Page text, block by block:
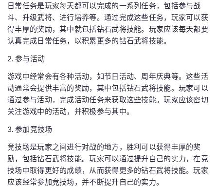
日常任务是玩家每天都可以完成的一系列任务，包括参与战
斗、升级武将、进行培养等。通过完成这些任务，玩家可以获
得丰厚的奖励，其中就包括钻石武将技能。玩家应该每天都要
认真完成日常任务，以积累更多的钻石武将技能。
2. 参与活动
游戏中经常会有各种活动，如节日活动、周年庆典等。这些活
动通常会提供丰富的奖励，其中包括钻石武将技能。玩家可以
通过参与活动，完成活动任务来获取这些技能。玩家应该密切
关注游戏中的活动，并积极参与其中。
3. 参加竞技场
竞技场是玩家之间进行对战的地方，胜利可以获得丰厚的奖
励，包括钻石武将技能。玩家可以通过提升自己的实力，在竞
技场中取得更好的成绩，从而获得更多的钻石武将技能。玩家
应该经常参加竞技场，并不断提升自己的实力。